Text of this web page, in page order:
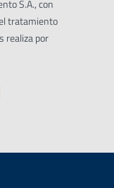
S.A., con
tratamiento
realiza por